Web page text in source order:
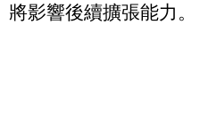
將影響後續擴張能力。